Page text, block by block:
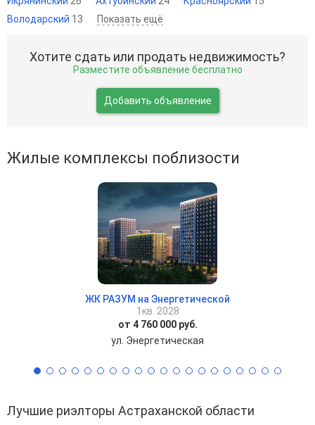
Володарский 13 Показать ещё
Хотите сдать или продать недвижимость?
Разместите объявление бесплатно
Добавить объявление
Жилые комплексы поблизости
ЖК РАЗУМ на Энергетической
1кв. 2028
от 4 760 000 руб.
ул. Энергетическая
Лучшие риэлторы Астраханской области